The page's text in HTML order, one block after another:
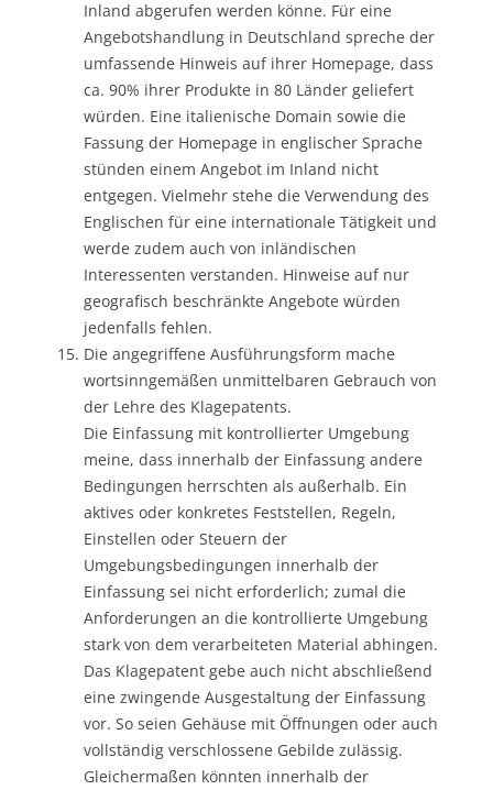
Inland abgerufen werden könne. Für eine
Angebotshandlung in Deutschland spreche der
umfassende Hinweis auf ihrer Homepage, dass
ca. 90% ihrer Produkte in 80 Länder geliefert
würden. Eine italienische Domain sowie die
Fassung der Homepage in englischer Sprache
stünden einem Angebot im Inland nicht
entgegen. Vielmehr stehe die Verwendung des
Englischen für eine internationale Tätigkeit und
werde zudem auch von inländischen
Interessenten verstanden. Hinweise auf nur
geografisch beschränkte Angebote würden
jedenfalls fehlen.
Die angegriffene Ausführungsform mache
wortsinngemäßen unmittelbaren Gebrauch von
der Lehre des Klagepatents.
Die Einfassung mit kontrollierter Umgebung
meine, dass innerhalb der Einfassung andere
Bedingungen herrschten als außerhalb. Ein
aktives oder konkretes Feststellen, Regeln,
Einstellen oder Steuern der
Umgebungsbedingungen innerhalb der
Einfassung sei nicht erforderlich; zumal die
Anforderungen an die kontrollierte Umgebung
stark von dem verarbeiteten Material abhingen.
Das Klagepatent gebe auch nicht abschließend
eine zwingende Ausgestaltung der Einfassung
vor. So seien Gehäuse mit Öffnungen oder auch
vollständig verschlossene Gebilde zulässig.
Gleichermaßen könnten innerhalb der